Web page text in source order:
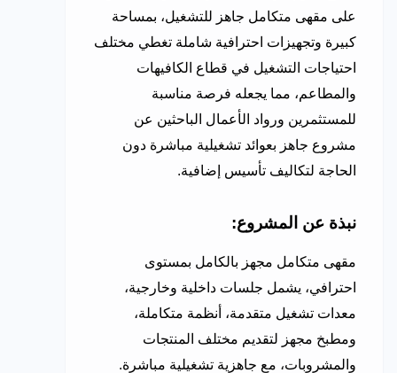
على مقهى متكامل جاهز للتشغيل، بمساحة
كبيرة وتجهيزات احترافية شاملة تغطي مختلف
احتياجات التشغيل في قطاع الكافيهات
والمطاعم، مما يجعله فرصة مناسبة
للمستثمرين ورواد الأعمال الباحثين عن
مشروع جاهز بعوائد تشغيلية مباشرة دون
الحاجة لتكاليف تأسيس إضافية.
نبذة عن المشروع:
مقهى متكامل مجهز بالكامل بمستوى
احترافي، يشمل جلسات داخلية وخارجية،
معدات تشغيل متقدمة، أنظمة متكاملة،
ومطبخ مجهز لتقديم مختلف المنتجات
والمشروبات، مع جاهزية تشغيلية مباشرة.